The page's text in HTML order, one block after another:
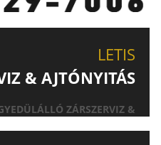
LETIS
& AJTÓNYITÁS
ZÁRSZERVIZ &